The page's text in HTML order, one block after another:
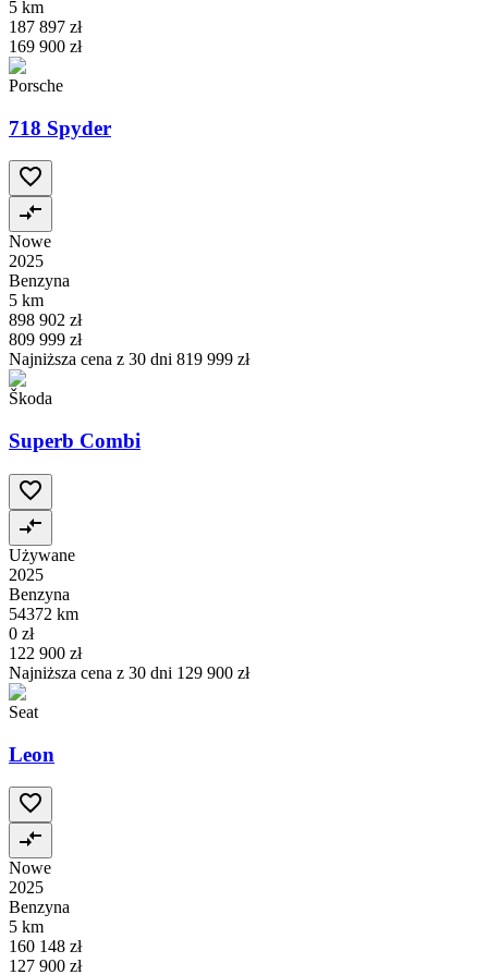
5 km
187 897 zł
169 900 zł
Porsche
718 Spyder
Nowe
2025
Benzyna
5 km
898 902 zł
809 999 zł
Najniższa cena z 30 dni 819 999 zł
Škoda
Superb Combi
Używane
2025
Benzyna
54372 km
0 zł
122 900 zł
Najniższa cena z 30 dni 129 900 zł
Seat
Leon
Nowe
2025
Benzyna
5 km
160 148 zł
127 900 zł